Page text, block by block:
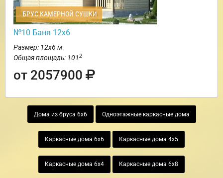
БРУС КАМЕРНОЙ СУШКИ
№10 Баня 12х6
Размер: 12х6 м
Общая площадь: 1012
от 2057900
Дома из бруса 6х6 Одноэтажные каркасные дома
Каркасные дома 6х6 Каркасные дома 4х5
Каркасные дома 6х4 Каркасные дома 6х8